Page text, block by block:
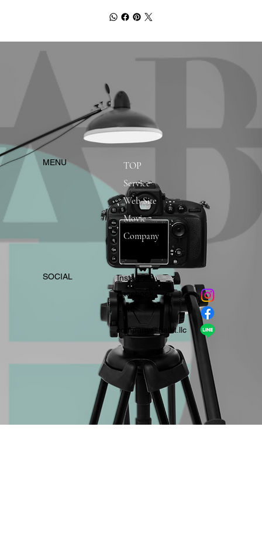
​MENU
TOP
Service
Web Site
Movie
Company
​SOCIAL
Instagram
​Facebook
company＠habit.llc